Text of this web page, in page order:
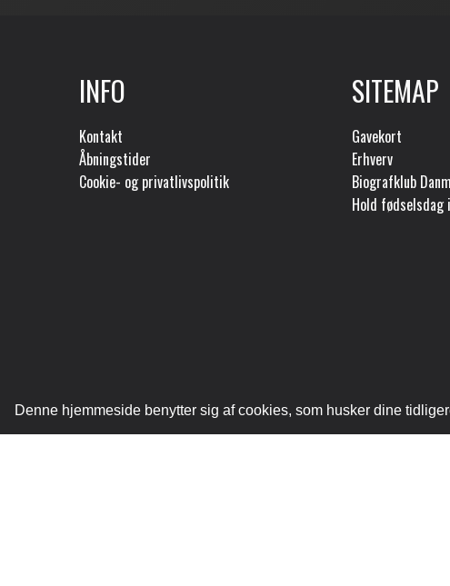
Denne hjemmeside benytter sig af cookies, som husker dine
INFO
Kontakt
Åbningstider
Cookie- og privatlivspolitik
SITEMAP
Gavekort
Erhverv
Biografklub
Hold fødselsdag